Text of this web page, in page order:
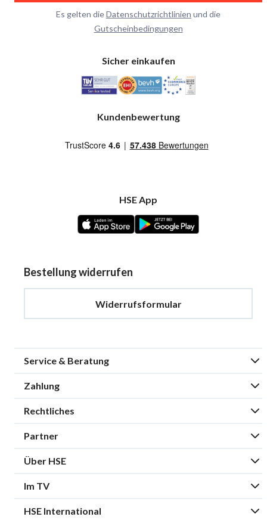
Es gelten dieDatenschutzrichtlinien und die
Gutscheinbedingungen
Sicher einkaufen
Kundenbewertung
HSE App
Bestellung widerrufen
Widerrufsformular
Service & Beratung
Zahlung
Rechtliches
Partner
Über HSE
Im TV
HSE International